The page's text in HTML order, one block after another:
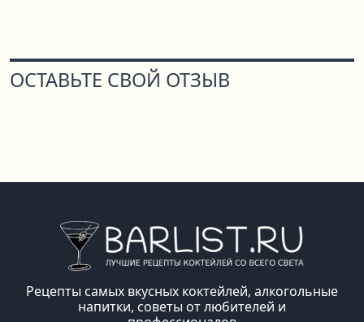
ОСТАВЬТЕ СВОЙ ОТЗЫВ
Рецепты самых вкусных коктейлей, алкогольные
напитки, советы от любителей и